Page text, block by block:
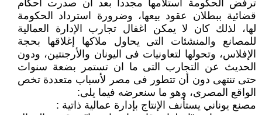
ترفض الحكومة استلامها مجددا بعد أن صدرت أحكام
قضائية ببطلان عقود بيعها، وضرورة استرداد الحكومة
لها، لذلك كان لا يمكن اغفال تجارب الإدارة العمالية
للمصانع والمنشئات التى يحاول ملاكها إغلاقها بحجة
الإفلاس، وتحولها لتعاونيات فى اليونان والأرجنتين، ودون
الحديث عن التجارب التى ما ان تستمر بضعة سنوات
حتى تنتهى دون أن تتطور فى مصر لأسباب متعددة تخص
الواقع المصرى، وهو ما سنعرضه فيما يلى:
مصنع يوناني يستأنف الإنتاج بإدارة عمالية ذاتية :